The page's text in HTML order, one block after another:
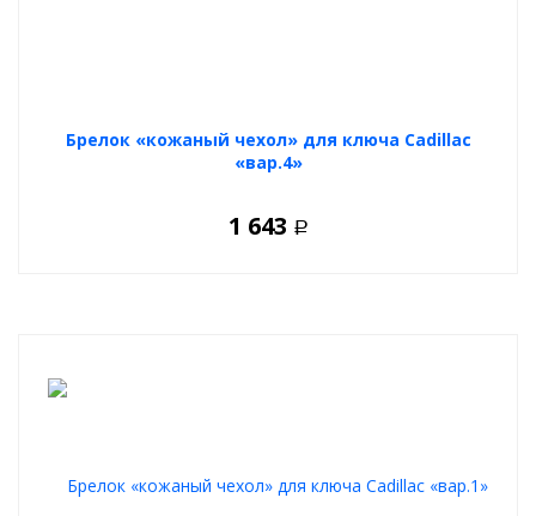
Брелок «кожаный чехол» для ключа Cadillac
«вар.4»
1 643 Р